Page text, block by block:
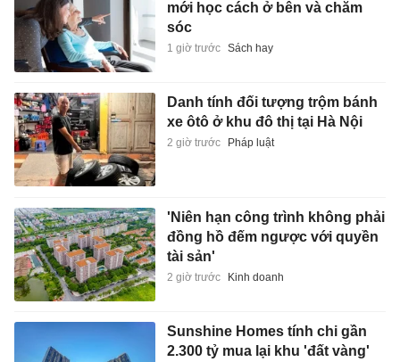
mới học cách ở bên và chăm
sóc
1 giờ trước Sách hay
Danh tính đối tượng trộm bánh
xe ôtô ở khu đô thị tại Hà Nội
2 giờ trước Pháp luật
'Niên hạn công trình không phải
đồng hồ đếm ngược với quyền
tài sản'
2 giờ trước Kinh doanh
Sunshine Homes tính chi gần
2.300 tỷ mua lại khu 'đất vàng'